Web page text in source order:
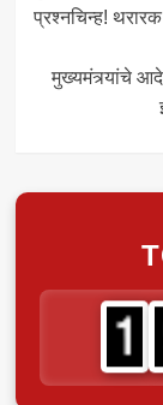
प्रश्नचिन्ह!
मुख्यमंत्र्यांचे